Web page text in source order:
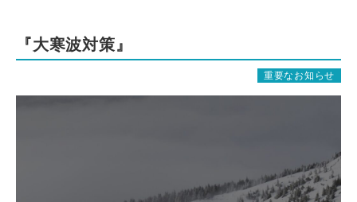
『大寒波対策』
重要なお知らせ